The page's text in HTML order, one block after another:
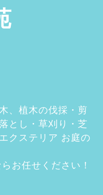
、植木の伐採・剪
とし・草刈り・芝
クステリア お庭の
お任せください！